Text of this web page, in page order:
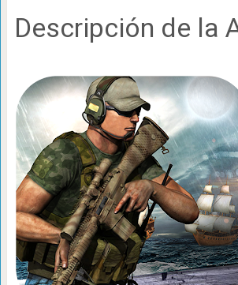
Descripción de la